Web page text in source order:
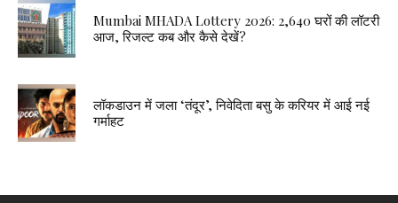
Mumbai MHADA Lottery 2026: 2,640 घरों की लॉटरी
आज, रिजल्ट कब और कैसे देखें?
लॉकडाउन में जला ‘तंदूर’, निवेदिता बसु के करियर में आई नई
गर्माहट